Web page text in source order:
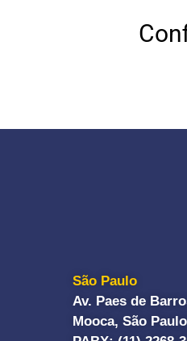
São Paulo
Av. Paes de
Mooca, São